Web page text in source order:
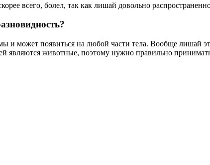
всего, болел, так как лишай довольно
и может появиться на любой части тела. Вообще лишай
являются животные, поэтому нужно правильно